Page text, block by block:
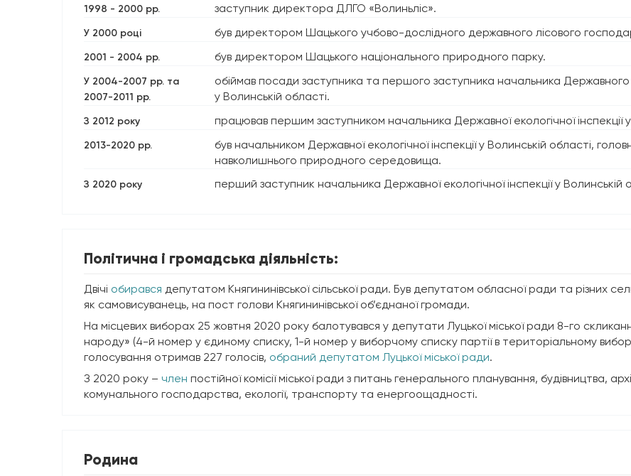
1998 - 2000 рр. заступник директора ДЛГО «Волиньліс».
У 2000 році був директором Шацького учбово-дослідного державного лісового
2001 - 2004 рр. був директором Шацького національного природного парку.
У 2004-2007 рр. та
2007-2011 рр.
обіймав посади заступника та першого заступника начальника Державного
у Волинській області.
З 2012 року працював першим заступником начальника Державної екологічної інспекції
2013-2020 рр.
був начальником Державної екологічної інспекції у Волинській області,
навколишнього природного середовища.
З 2020 року перший заступник начальника Державної екологічної інспекції у Волинській
Політична і громадська діяльність:
Двічі обирався депутатом Княгининівської сільської ради. Був депутатом обласної ради та різних
як самовисуванець, на пост голови Княгининівської об’єднаної громади.
На місцевих виборах 25 жовтня 2020 року балотувався у депутати Луцької міської ради 8-го
народу» (4-й номер у єдиному списку, 1-й номер у виборчому списку партії в територіальному
голосування отримав 227 голосів, обраний депутатом Луцької міської ради.
З 2020 року – член постійної комісії міської ради з питань генерального планування, будівництва,
комунального господарства, екології, транспорту та енергоощадності.
Родина